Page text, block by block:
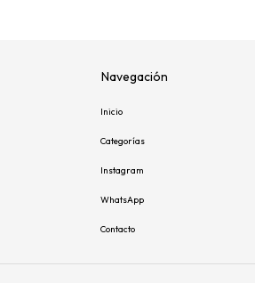
Navegación
Inicio
Categorías
Instagram
WhatsApp
Contacto